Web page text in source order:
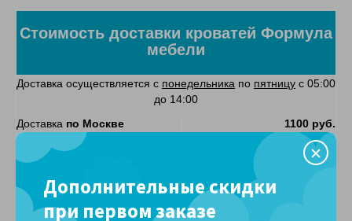
Стоимость доставки кроватей Формула
мебели
Доставка осуществляется с понедельника по пятницу с 05:00
до 14:00
Доставка по Москве
независимо от суммы заказа в
пределах МКАД
1100 руб.
Доставка за МКАД (до 100 км)
40 руб/км
Доставка
любой удобной для вас ТК
Дополнительные скидки
при первом заказе